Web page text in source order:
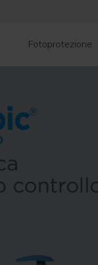
Fotoprotezione